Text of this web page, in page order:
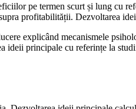
pe termen scurt și lung cu
profitabilității. Dezvoltarea
explicând mecanismele
principale cu referințe la